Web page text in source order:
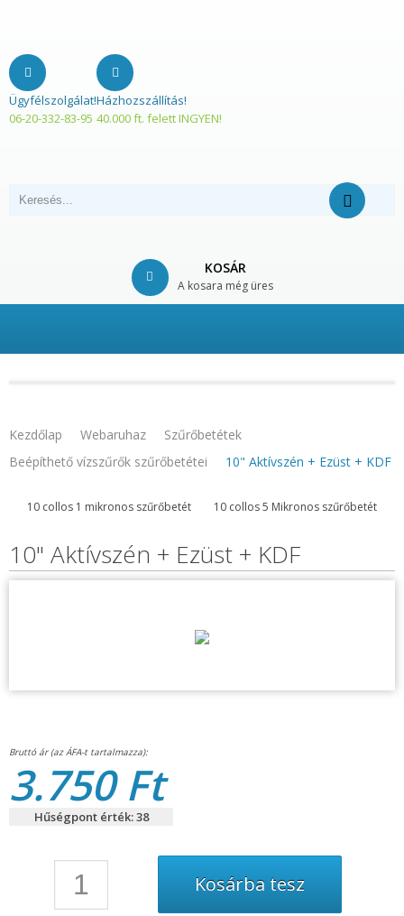
Ügyfélszolgálat!
06-20-332-83-95
Házhozszállítás!
40.000 ft. felett INGYEN!
KOSÁR
A kosara még üres
Kezdőlap Webaruhaz
Szűrőbetétek
Beépíthető vízszűrők szűrőbetétei
10" Aktívszén + Ezüst + KDF
10 collos 1 mikronos szűrőbetét 10 collos 5 Mikronos szűrőbetét
10" Aktívszén + Ezüst + KDF
3.750 Ft
Hűségpont érték: 38